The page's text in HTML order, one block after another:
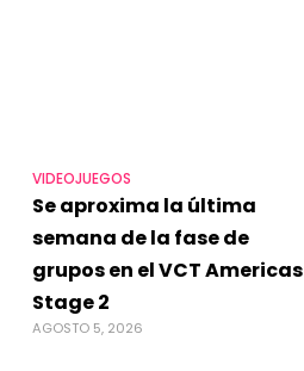
VIDEOJUEGOS
Se aproxima la última
semana de la fase de
grupos en el VCT Americas
Stage 2
AGOSTO 5, 2026